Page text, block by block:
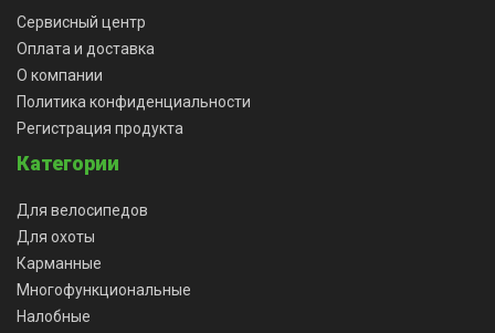
Сервисный центр
Оплата и доставка
О компании
Политика конфиденциальности
Регистрация продукта
Категории
Для велосипедов
Для охоты
Карманные
Многофункциональные
Налобные